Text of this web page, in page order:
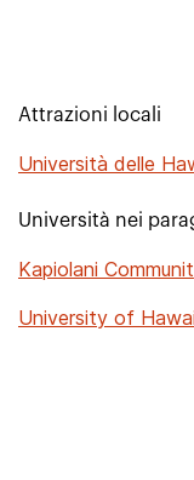
Attrazioni locali
Università delle
Università nei
Kapiolani
University of